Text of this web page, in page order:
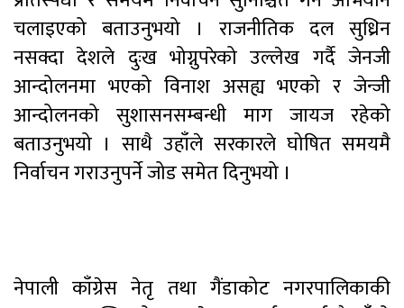
चलाइएको बताउनुभयो । राजनीतिक दल सुध्रिन
नसक्दा देशले दुःख भोग्नुपरेको उल्लेख गर्दै जेनजी
आन्दोलनमा भएको विनाश असह्य भएको र जेन्जी
आन्दोलनको सुशासनसम्बन्धी माग जायज रहेको
बताउनुभयो । साथै उहाँले सरकारले घोषित समयमै
निर्वाचन गराउनुपर्ने जोड समेत दिनुभयो ।
नेपाली काँग्रेस नेतृ तथा गैंडाकोट नगरपालिकाकी